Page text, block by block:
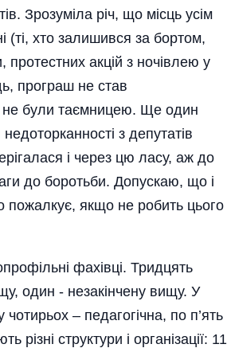
Зрозуміла річ, що місць усім
(ті, хто залишився за бортом,
протестних акцій з ночівлею у
програш не став
не були таємницею. Ще один
з депутатів
і через цю ласу, аж до
до боротьби. Допускаю, що і
пожалкує, якщо не робить цього
фахівці. Тридцять
один - незакінчену вищу. У
– педагогічна, по п’ять
структури і організації: 11